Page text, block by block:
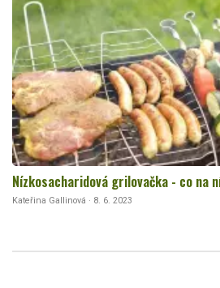
Nízkosacharidová grilovačka - co na
Kateřina Gallinová · 8. 6. 2023